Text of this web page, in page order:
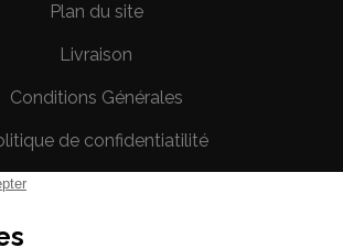
Plan du site
Livraison
Conditions Générales
de confidentiatilité